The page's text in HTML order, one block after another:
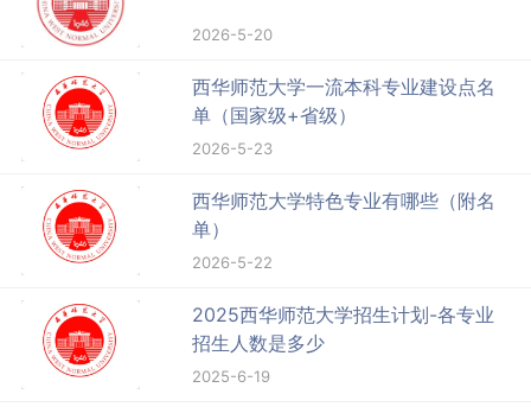
2026-5-20
西华师范大学一流本科专业建设点名
单（国家级+省级）
2026-5-23
西华师范大学特色专业有哪些（附名
单）
2026-5-22
2025西华师范大学招生计划-各专业
招生人数是多少
2025-6-19